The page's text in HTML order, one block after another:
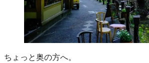
ちょっと奥の方へ。